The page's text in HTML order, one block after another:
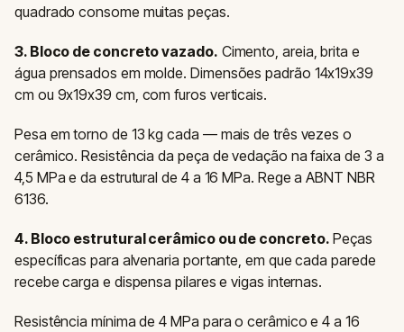
quadrado consome muitas peças.
3. Bloco de concreto vazado. Cimento, areia, brita e
água prensados em molde. Dimensões padrão 14x19x39
cm ou 9x19x39 cm, com furos verticais.
Pesa em torno de 13 kg cada — mais de três vezes o
cerâmico. Resistência da peça de vedação na faixa de 3 a
4,5 MPa e da estrutural de 4 a 16 MPa. Rege a ABNT NBR
6136.
4. Bloco estrutural cerâmico ou de concreto. Peças
específicas para alvenaria portante, em que cada parede
recebe carga e dispensa pilares e vigas internas.
Resistência mínima de 4 MPa para o cerâmico e 4 a 16